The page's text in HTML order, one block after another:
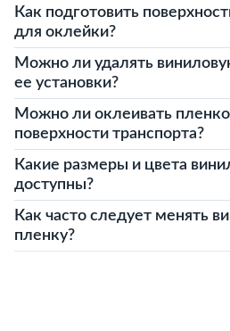
Как подготовить
для оклейки?
Можно ли удалять
ее установки?
Можно ли оклеивать
поверхности транспорта?
Какие размеры и цвета
доступны?
Как часто следует менять
пленку?